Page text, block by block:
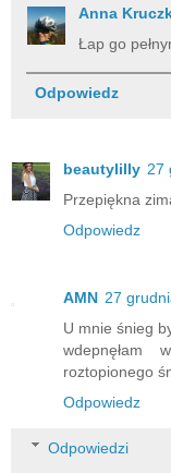
Anna
Łap go
Odpowiedz
beautylilly 27
Przepiękna
Odpowiedz
AMN 27
U mnie śnieg
wdepnęłam
roztopionego
Odpowiedz
Odpowiedzi